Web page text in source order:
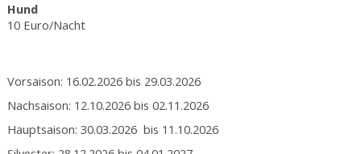
Hund
10 Euro/Nacht
Vorsaison: 16.02.2026 bis 29.03.2026
Nachsaison: 12.10.2026 bis 02.11.2026
Hauptsaison: 30.03.2026 bis 11.10.2026